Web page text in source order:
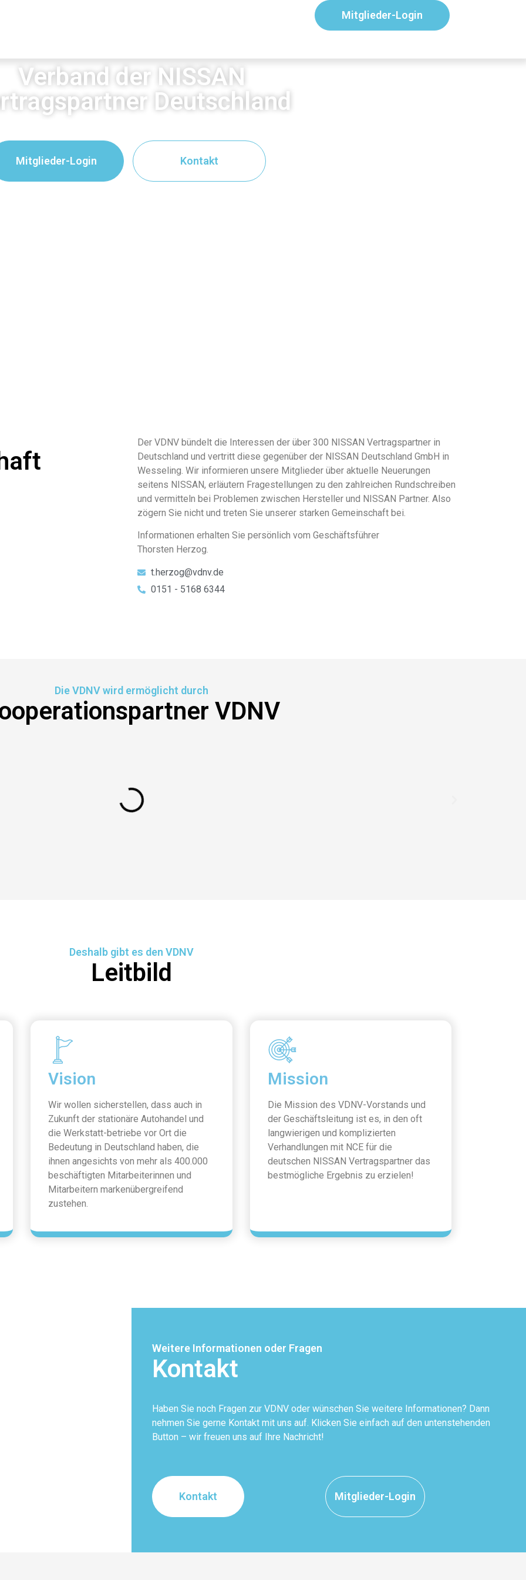
Mitglieder-Login
Verband der NISSAN
Deutschland
Mitglieder-Login Kontakt
Der VDNV bündelt die Interessen der über 300 NISSAN Vertragspartner in
Deutschland und vertritt diese gegenüber der NISSAN Deutschland GmbH in
Wesseling. Wir informieren unsere Mitglieder über aktuelle Neuerungen
seitens NISSAN, erläutern Fragestellungen zu den zahlreichen Rundschreiben
und vermitteln bei Problemen zwischen Hersteller und NISSAN Partner. Also
zögern Sie nicht und treten Sie unserer starken Gemeinschaft bei.
Informationen erhalten Sie persönlich vom Geschäftsführer
Thorsten Herzog.
t.herzog@vdnv.de
0151 - 5168 6344
Die VDNV wird ermöglicht durch
VDNV
Deshalb gibt es den VDNV
Leitbild
Vision
Wir wollen sicherstellen, dass auch in
Zukunft der stationäre Autohandel und
die Werkstatt-betriebe vor Ort die
Bedeutung in Deutschland haben, die
ihnen angesichts von mehr als 400.000
beschäftigten Mitarbeiterinnen und
Mitarbeitern markenübergreifend
zustehen.
Mission
Die Mission des VDNV-Vorstands und
der Geschäftsleitung ist es, in den oft
langwierigen und komplizierten
Verhandlungen mit NCE für die
deutschen NISSAN Vertragspartner das
bestmögliche Ergebnis zu erzielen!
Weitere Informationen oder Fragen
Kontakt
Haben Sie noch Fragen zur VDNV oder wünschen Sie weitere Informationen? Dann
nehmen Sie gerne Kontakt mit uns auf. Klicken Sie einfach auf den untenstehenden
Button – wir freuen uns auf Ihre Nachricht!
Kontakt Mitglieder-Login